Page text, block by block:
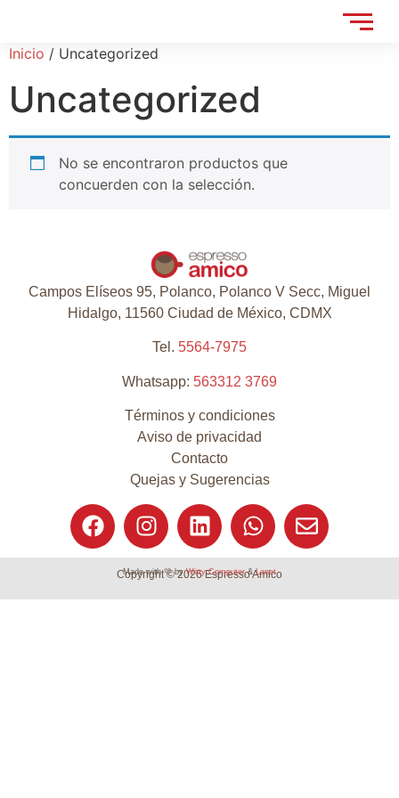
Inicio / Uncategorized
Uncategorized
No se encontraron productos que
concuerden con la selección.
Campos Elíseos 95, Polanco, Polanco V Secc, Miguel
Hidalgo, 11560 Ciudad de México, CDMX
Tel. 5564-7975
Whatsapp: 563312 3769
Términos y condiciones
Aviso de privacidad
Contacto
Quejas y Sugerencias
Copyright © 2026 Espresso Amico
Made with 💛 byWitty Computer&Lanet